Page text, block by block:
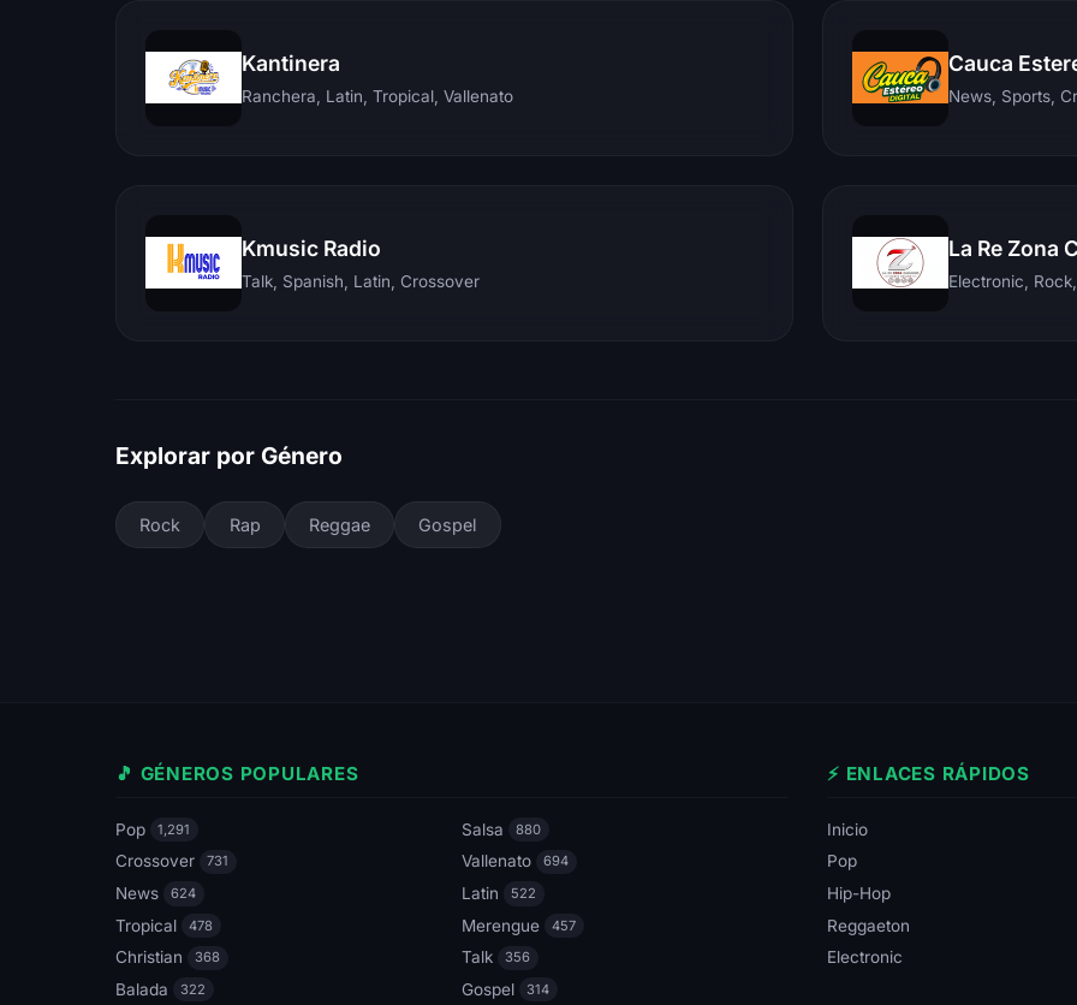
Kantinera
Ranchera, Latin, Tropical, Vallenato
Cauca
News, Sports,
Kmusic Radio
Talk, Spanish, Latin, Crossover
La Re Zona
Explorar por Género
Rock Rap Reggae Gospel
🎵 GÉNEROS POPULARES
Pop 1,291 Salsa 880
Crossover 731 Vallenato 694
News 624 Latin 522
Tropical 478 Merengue 457
Christian 368 Talk 356
Balada 322 Gospel 314
⚡ ENLACES RÁPIDOS
Inicio
Pop
Hip-Hop
Reggaeton
Electronic